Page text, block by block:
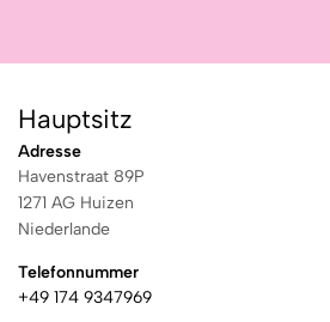
Hauptsitz
Adresse
Havenstraat 89P
1271 AG Huizen
Niederlande
Telefonnummer
+49 174 9347969